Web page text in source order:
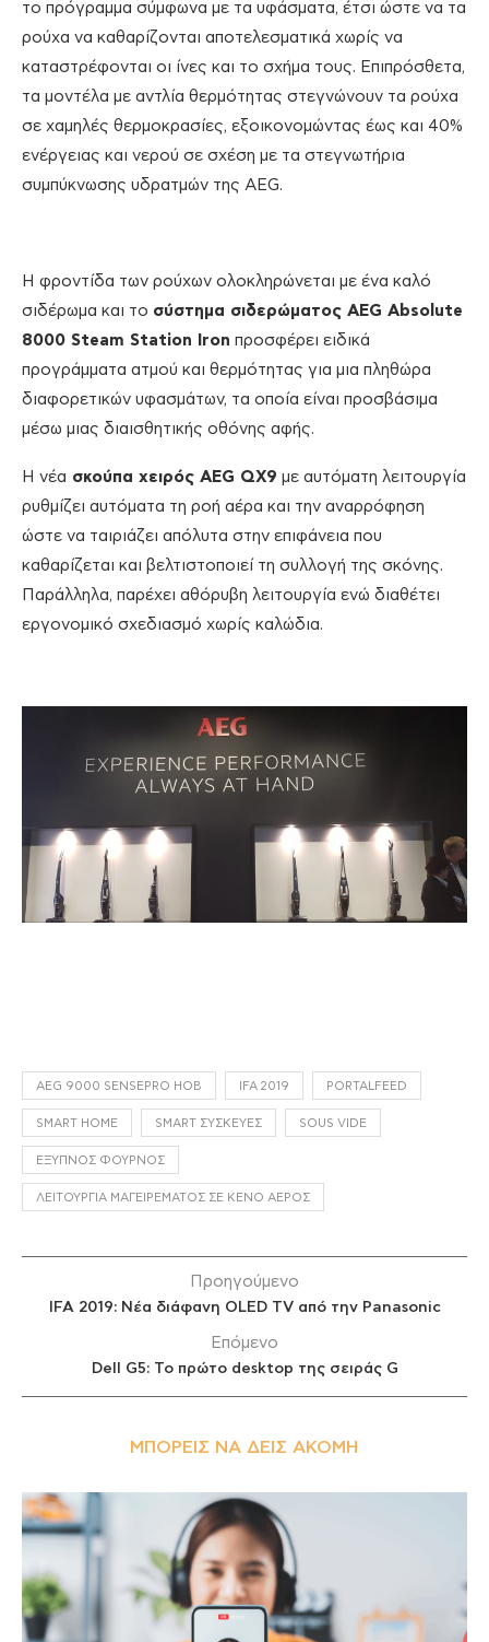
το πρόγραμμα σύμφωνα με τα υφάσματα, έτσι ώστε να τα
ρούχα να καθαρίζονται αποτελεσματικά χωρίς να
καταστρέφονται οι ίνες και το σχήμα τους. Επιπρόσθετα,
τα μοντέλα με αντλία θερμότητας στεγνώνουν τα ρούχα
σε χαμηλές θερμοκρασίες, εξοικονομώντας έως και 40%
ενέργειας και νερού σε σχέση με τα στεγνωτήρια
συμπύκνωσης υδρατμών της AEG.
Η φροντίδα των ρούχων ολοκληρώνεται με ένα καλό
σιδέρωμα και το σύστημα σιδερώματος AEG Absolute
8000 Steam Station Iron προσφέρει ειδικά
προγράμματα ατμού και θερμότητας για μια πληθώρα
διαφορετικών υφασμάτων, τα οποία είναι προσβάσιμα
μέσω μιας διαισθητικής οθόνης αφής.
Η νέα σκούπα χειρός AEG QX9 με αυτόματη λειτουργία
ρυθμίζει αυτόματα τη ροή αέρα και την αναρρόφηση
ώστε να ταιριάζει απόλυτα στην επιφάνεια που
καθαρίζεται και βελτιστοποιεί τη συλλογή της σκόνης.
Παράλληλα, παρέχει αθόρυβη λειτουργία ενώ διαθέτει
εργονομικό σχεδιασμό χωρίς καλώδια.
AEG 9000 SENSEPRO HOB IFA 2019 PORTALFEED
SMART HOME SMART ΣΥΣΚΕΥΈΣ SOUS VIDE
ΈΞΥΠΝΟΣ ΦΟΎΡΝΟΣ
ΛΕΙΤΟΥΡΓΊΑ ΜΑΓΕΙΡΈΜΑΤΟΣ ΣΕ ΚΕΝΌ ΑΈΡΟΣ
Προηγούμενο
IFA 2019: Νέα διάφανη OLED TV από την Panasonic
Επόμενο
Dell G5: Το πρώτο desktop της σειράς G
ΜΠΟΡΕΊΣ ΝΑ ΔΕΙΣ ΑΚΌΜΗ